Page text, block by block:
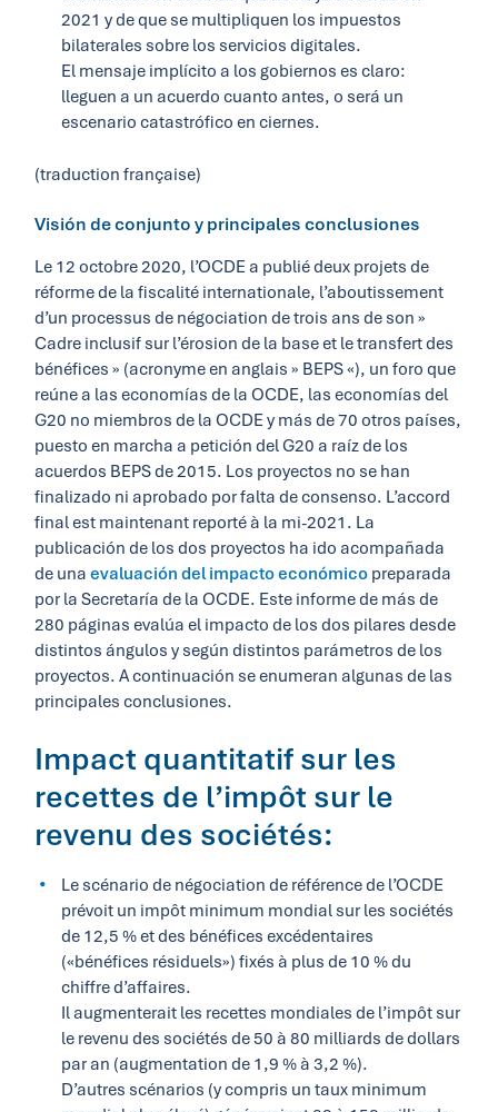
2021 y de que se multipliquen los impuestos
bilaterales sobre los servicios digitales.
El mensaje implícito a los gobiernos es claro:
lleguen a un acuerdo cuanto antes, o será un
escenario catastrófico en ciernes.
(traduction française)
Visión de conjunto y principales conclusiones
Le 12 octobre 2020, l’OCDE a publié deux projets de
réforme de la fiscalité internationale, l’aboutissement
d’un processus de négociation de trois ans de son »
Cadre inclusif sur l’érosion de la base et le transfert des
bénéfices » (acronyme en anglais » BEPS «), un foro que
reúne a las economías de la OCDE, las economías del
G20 no miembros de la OCDE y más de 70 otros países,
puesto en marcha a petición del G20 a raíz de los
acuerdos BEPS de 2015. Los proyectos no se han
finalizado ni aprobado por falta de consenso. L’accord
final est maintenant reporté à la mi-2021. La
publicación de los dos proyectos ha ido acompañada
de una evaluación del impacto económico preparada
por la Secretaría de la OCDE. Este informe de más de
280 páginas evalúa el impacto de los dos pilares desde
distintos ángulos y según distintos parámetros de los
proyectos. A continuación se enumeran algunas de las
principales conclusiones.
Impact quantitatif sur les
recettes de l’impôt sur le
revenu des sociétés:
Le scénario de négociation de référence de l’OCDE
prévoit un impôt minimum mondial sur les sociétés
de 12,5 % et des bénéfices excédentaires
(«bénéfices résiduels») fixés à plus de 10 % du
chiffre d’affaires.
Il augmenterait les recettes mondiales de l’impôt sur
le revenu des sociétés de 50 à 80 milliards de dollars
par an (augmentation de 1,9 % à 3,2 %).
D’autres scénarios (y compris un taux minimum